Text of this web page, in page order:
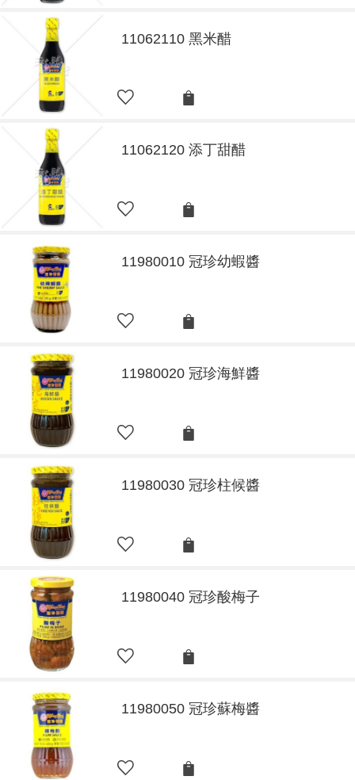
11062110 黑米醋
11062120 添丁甜醋
11980010 冠珍幼蝦醬
11980020 冠珍海鮮醬
11980030 冠珍柱候醬
11980040 冠珍酸梅子
11980050 冠珍蘇梅醬